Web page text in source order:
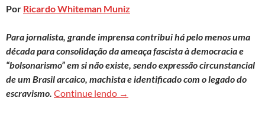
Por Ricardo Whiteman Muniz
Para jornalista, grande imprensa contribui há pelo menos uma
década para consolidação da ameaça fascista à democracia e
“bolsonarismo” em si não existe, sendo expressão circunstancial
de um Brasil arcaico, machista e identificado com o legado do
escravismo. Continue lendo José Arbex Jr.: ‘Se não
→